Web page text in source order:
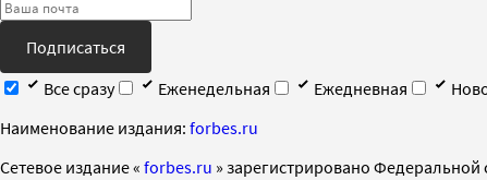
Подписаться
Все сразу
Еженедельная Ежедневная
Наименование издания: forbes.ru
Cетевое издание « forbes.ru » зарегистрировано